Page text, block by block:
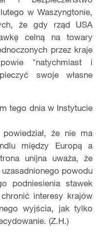
w Waszyngtonie,
że gdy rząd USA
celną na towary
przez kraje
"natychmiast i
swoje własne
tego dnia w Instytucie
że nie ma
między Europą a
unijna uważa, że
powodu
podniesienia stawek
interesy krajów
wyjścia, jak tylko
(Z.H.)